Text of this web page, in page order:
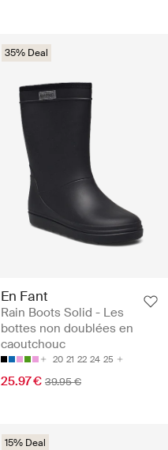
35% Deal
En Fant
Rain Boots Solid - Les
bottes non doublées en
caoutchouc
20 21 22 24 25
25.97 € 39.95 €
15% Deal